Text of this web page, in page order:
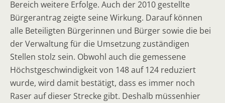
Bereich weitere Erfolge. Auch der 2010 gestellte
Bürgerantrag zeigte seine Wirkung. Darauf können
alle Beteiligten Bürgerinnen und Bürger sowie die bei
der Verwaltung für die Umsetzung zuständigen
Stellen stolz sein. Obwohl auch die gemessene
Höchstgeschwindigkeit von 148 auf 124 reduziert
wurde, wird damit bestätigt, dass es immer noch
Raser auf dieser Strecke gibt. Deshalb müssenhier